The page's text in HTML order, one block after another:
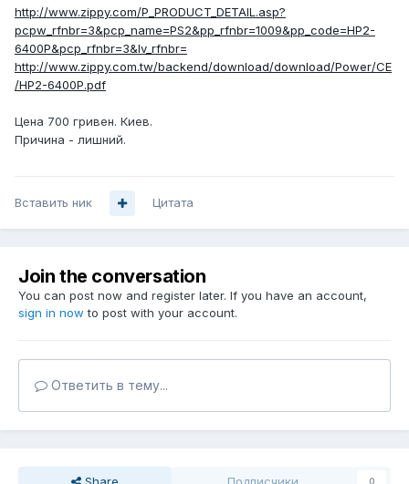
http://www.zippy.com/P_PRODUCT_DETAIL.asp?
pcpw_rfnbr=3&pcp_name=PS2&pp_rfnbr=1009&pp_code=HP2-
6400P&pcp_rfnbr=3&lv_rfnbr=
http://www.zippy.com.tw/backend/download/download/Power/CE
/HP2-6400P.pdf
Цена 700 гривен. Киев.
Причина - лишний.
Вставить ник Цитата
Join the conversation
You can post now and register later. If you have an account,
sign in now to post with your account.
Ответить в тему...
0